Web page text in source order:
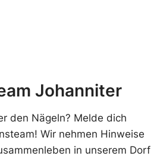
Johanniter
den Nägeln? Melde dich
Wir nehmen Hinweise
in unserem Dorf